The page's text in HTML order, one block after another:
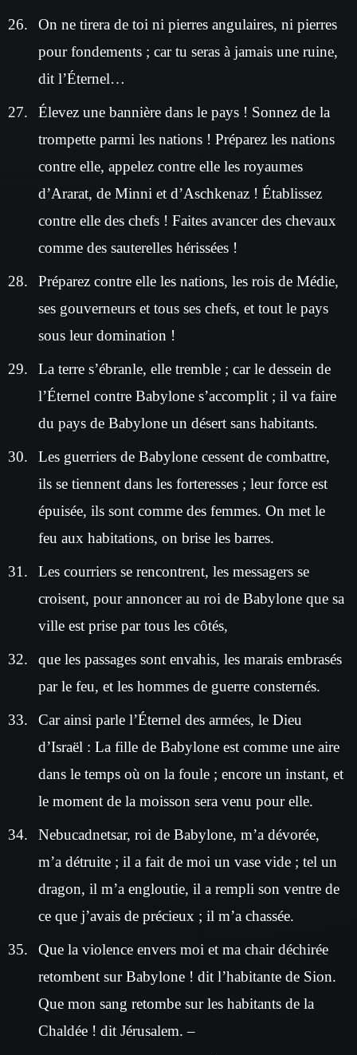
On ne tirera de toi ni pierres angulaires, ni pierres
pour fondements ; car tu seras à jamais une ruine,
dit l’Éternel…
Élevez une bannière dans le pays ! Sonnez de la
trompette parmi les nations ! Préparez les nations
contre elle, appelez contre elle les royaumes
d’Ararat, de Minni et d’Aschkenaz ! Établissez
contre elle des chefs ! Faites avancer des chevaux
comme des sauterelles hérissées !
Préparez contre elle les nations, les rois de Médie,
ses gouverneurs et tous ses chefs, et tout le pays
sous leur domination !
La terre s’ébranle, elle tremble ; car le dessein de
l’Éternel contre Babylone s’accomplit ; il va faire
du pays de Babylone un désert sans habitants.
Les guerriers de Babylone cessent de combattre,
ils se tiennent dans les forteresses ; leur force est
épuisée, ils sont comme des femmes. On met le
feu aux habitations, on brise les barres.
Les courriers se rencontrent, les messagers se
croisent, pour annoncer au roi de Babylone que sa
ville est prise par tous les côtés,
que les passages sont envahis, les marais embrasés
par le feu, et les hommes de guerre consternés.
Car ainsi parle l’Éternel des armées, le Dieu
d’Israël : La fille de Babylone est comme une aire
dans le temps où on la foule ; encore un instant, et
le moment de la moisson sera venu pour elle.
Nebucadnetsar, roi de Babylone, m’a dévorée,
m’a détruite ; il a fait de moi un vase vide ; tel un
dragon, il m’a engloutie, il a rempli son ventre de
ce que j’avais de précieux ; il m’a chassée.
Que la violence envers moi et ma chair déchirée
retombent sur Babylone ! dit l’habitante de Sion.
Que mon sang retombe sur les habitants de la
Chaldée ! dit Jérusalem. –